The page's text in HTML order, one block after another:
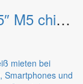
Apple MacBook Air Apple 15″ M5 chip with 10core CPU and 10core GPU 16GB 512GB SSD Midnight